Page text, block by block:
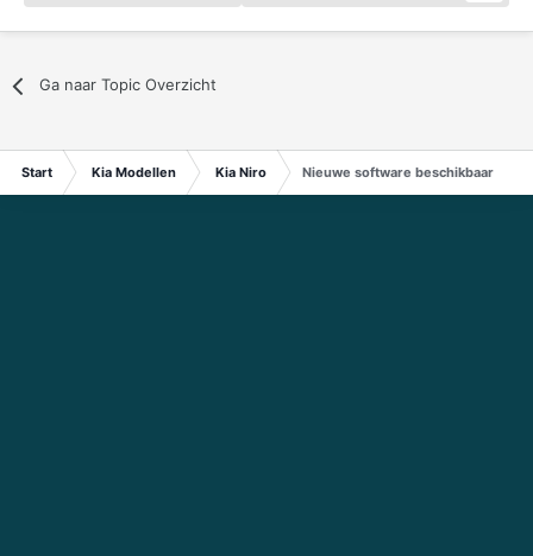
Ga naar Topic Overzicht
Start Kia Modellen Kia Niro Nieuwe software beschikbaar